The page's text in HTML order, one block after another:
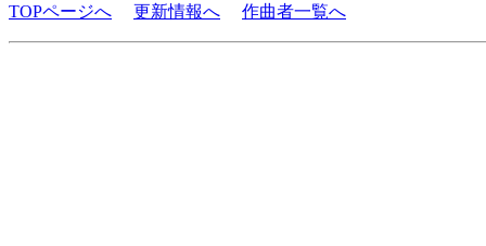
TOPページへ 更新情報へ 作曲者一覧へ